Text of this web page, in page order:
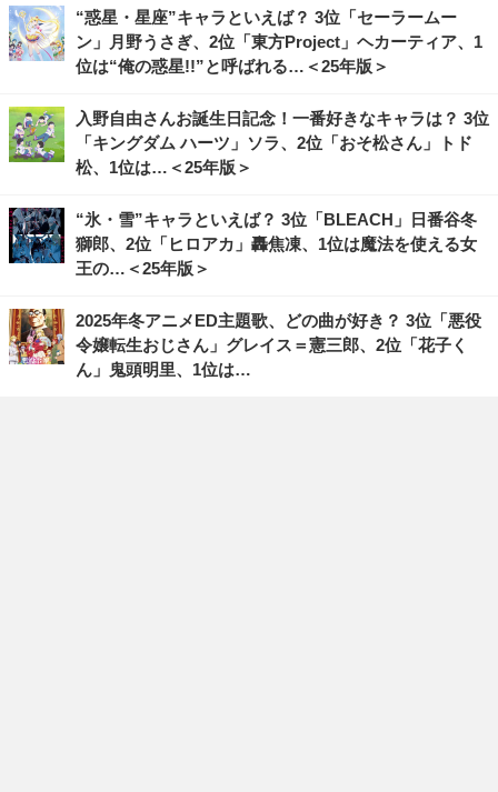
“惑星・星座”キャラといえば？ 3位「セーラームー
ン」月野うさぎ、2位「東方Project」ヘカーティア、1
位は“俺の惑星!!”と呼ばれる…＜25年版＞
入野自由さんお誕生日記念！一番好きなキャラは？ 3位
「キングダム ハーツ」ソラ、2位「おそ松さん」トド
松、1位は…＜25年版＞
“氷・雪”キャラといえば？ 3位「BLEACH」日番谷冬
獅郎、2位「ヒロアカ」轟焦凍、1位は魔法を使える女
王の…＜25年版＞
2025年冬アニメED主題歌、どの曲が好き？ 3位「悪役
令嬢転生おじさん」グレイス＝憲三郎、2位「花子く
ん」鬼頭明里、1位は…